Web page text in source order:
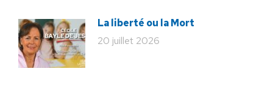
La liberté ou la Mort
20 juillet 2026